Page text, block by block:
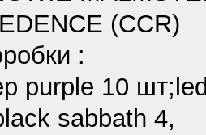
(CCR)
:
purple 10
sabbath 4,